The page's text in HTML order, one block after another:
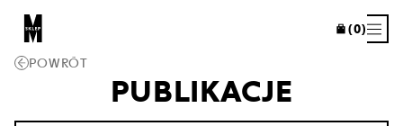
(0)
POWRÓT
PUBLIKACJE